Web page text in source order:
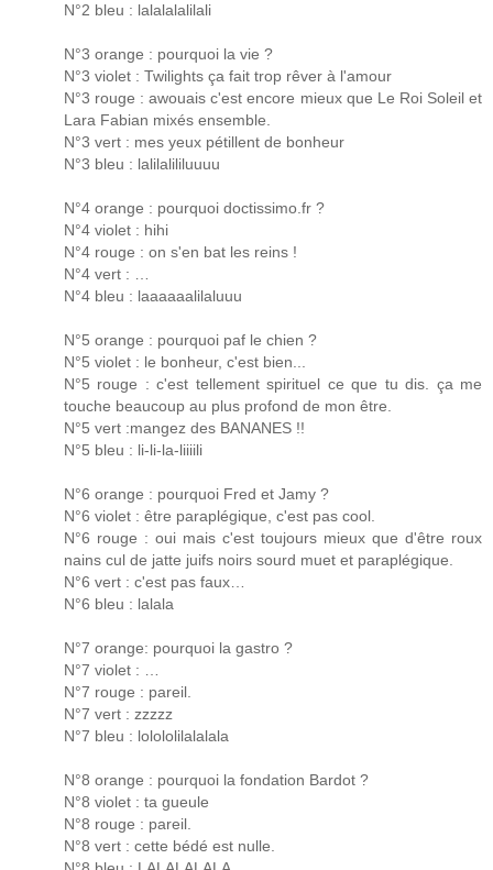
N°2 bleu : lalalalalilali
N°3 orange : pourquoi la vie ?
N°3 violet : Twilights ça fait trop rêver à l'amour
N°3 rouge : awouais c'est encore mieux que Le Roi Soleil et
Lara Fabian mixés ensemble.
N°3 vert : mes yeux pétillent de bonheur
N°3 bleu : lalilalililuuuu
N°4 orange : pourquoi doctissimo.fr ?
N°4 violet : hihi
N°4 rouge : on s'en bat les reins !
N°4 vert : …
N°4 bleu : laaaaaalilaluuu
N°5 orange : pourquoi paf le chien ?
N°5 violet : le bonheur, c'est bien...
N°5 rouge : c'est tellement spirituel ce que tu dis. ça me
touche beaucoup au plus profond de mon être.
N°5 vert :mangez des BANANES !!
N°5 bleu : li-li-la-liiiili
N°6 orange : pourquoi Fred et Jamy ?
N°6 violet : être paraplégique, c'est pas cool.
N°6 rouge : oui mais c'est toujours mieux que d'être roux
nains cul de jatte juifs noirs sourd muet et paraplégique.
N°6 vert : c'est pas faux…
N°6 bleu : lalala
N°7 orange: pourquoi la gastro ?
N°7 violet : …
N°7 rouge : pareil.
N°7 vert : zzzzz
N°7 bleu : lolololilalalala
N°8 orange : pourquoi la fondation Bardot ?
N°8 violet : ta gueule
N°8 rouge : pareil.
N°8 vert : cette bédé est nulle.